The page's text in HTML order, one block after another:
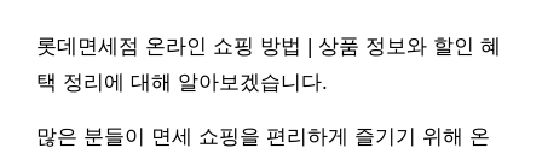
롯데면세점 온라인 쇼핑 방법 | 상품 정보와 할인 혜
택 정리에 대해 알아보겠습니다.
많은 분들이 면세 쇼핑을 편리하게 즐기기 위해 온